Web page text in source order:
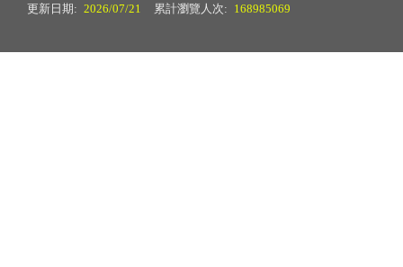
更新日期: 2026/07/21 累計瀏覽人次: 168985069